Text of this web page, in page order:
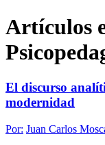
Artículos
El discurso
modernidad
Por: Juan Carlos